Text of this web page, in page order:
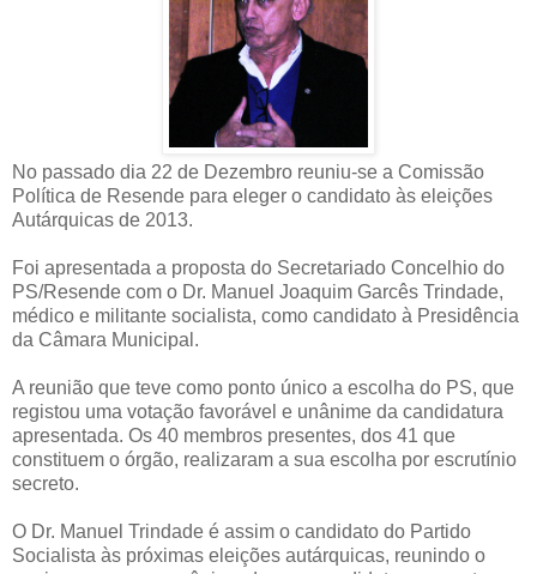
No passado dia 22 de Dezembro reuniu-se a Comissão
Política de Resende para eleger o candidato às eleições
Autárquicas de 2013.
Foi apresentada a proposta do Secretariado Concelhio do
PS/Resende com o Dr. Manuel Joaquim Garcês Trindade,
médico e militante socialista, como candidato à Presidência
da Câmara Municipal.
A reunião que teve como ponto único a escolha do PS, que
registou uma votação favorável e unânime da candidatura
apresentada. Os 40 membros presentes, dos 41 que
constituem o órgão, realizaram a sua escolha por escrutínio
secreto.
O Dr. Manuel Trindade é assim o candidato do Partido
Socialista às próximas eleições autárquicas, reunindo o